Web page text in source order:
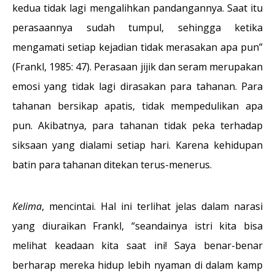
kedua tidak lagi mengalihkan pandangannya. Saat itu
perasaannya sudah tumpul, sehingga ketika
mengamati setiap kejadian tidak merasakan apa pun”
(Frankl, 1985: 47). Perasaan jijik dan seram merupakan
emosi yang tidak lagi dirasakan para tahanan. Para
tahanan bersikap apatis, tidak mempedulikan apa
pun. Akibatnya, para tahanan tidak peka terhadap
siksaan yang dialami setiap hari. Karena kehidupan
batin para tahanan ditekan terus-menerus.
Kelima, mencintai. Hal ini terlihat jelas dalam narasi
yang diuraikan Frankl, “seandainya istri kita bisa
melihat keadaan kita saat ini! Saya benar-benar
berharap mereka hidup lebih nyaman di dalam kamp